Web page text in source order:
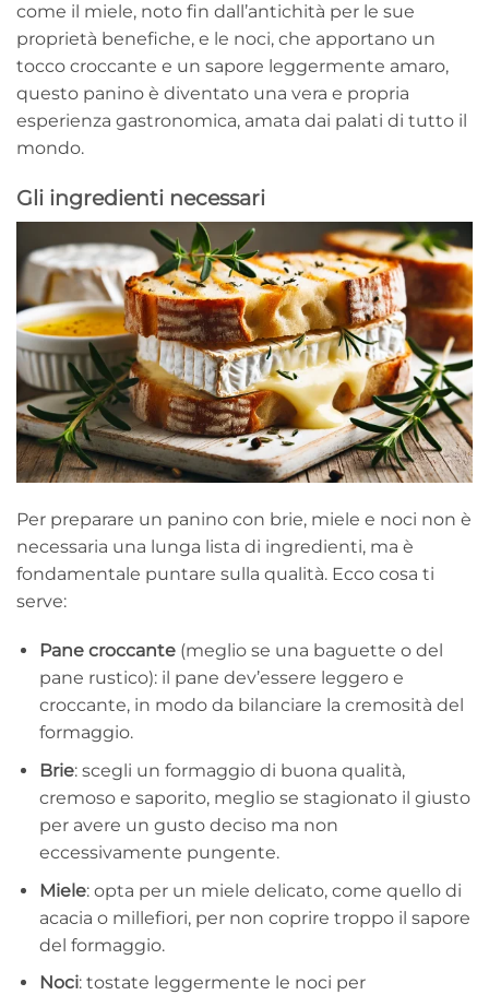
come il miele, noto fin dall’antichità per le sue
proprietà benefiche, e le noci, che apportano un
tocco croccante e un sapore leggermente amaro,
questo panino è diventato una vera e propria
esperienza gastronomica, amata dai palati di tutto il
mondo.
Gli ingredienti necessari
Per preparare un panino con brie, miele e noci non è
necessaria una lunga lista di ingredienti, ma è
fondamentale puntare sulla qualità. Ecco cosa ti
serve:
Pane croccante(meglio se una baguette o del
pane rustico): il pane dev’essere leggero e
croccante, in modo da bilanciare la cremosità del
formaggio.
Brie: scegli un formaggio di buona qualità,
cremoso e saporito, meglio se stagionato il giusto
per avere un gusto deciso ma non
eccessivamente pungente.
Miele: opta per un miele delicato, come quello di
acacia o millefiori, per non coprire troppo il sapore
del formaggio.
Noci: tostate leggermente le noci per